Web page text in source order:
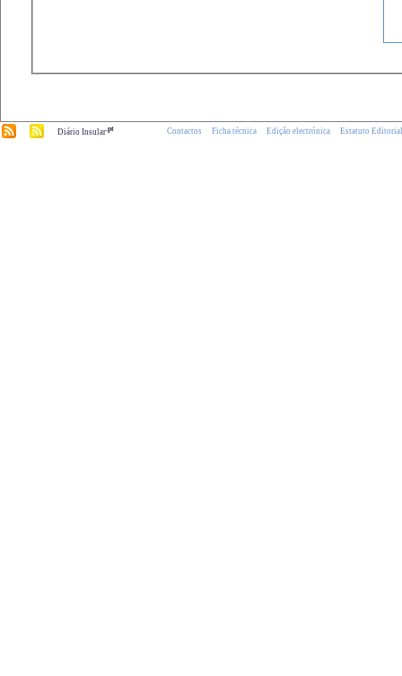
Diário Insular.pt Contactos Ficha técnica Edição electrónica Estatuto Editorial